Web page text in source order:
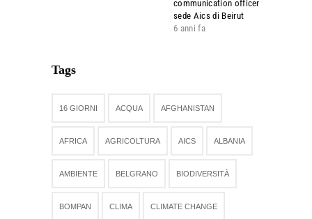
communication officer
sede Aics di Beirut
6 anni fa
Tags
16 GIORNI ACQUA AFGHANISTAN
AFRICA AGRICOLTURA AICS ALBANIA
AMBIENTE BELGRANO BIODIVERSITÀ
BOMPAN CLIMA CLIMATE CHANGE